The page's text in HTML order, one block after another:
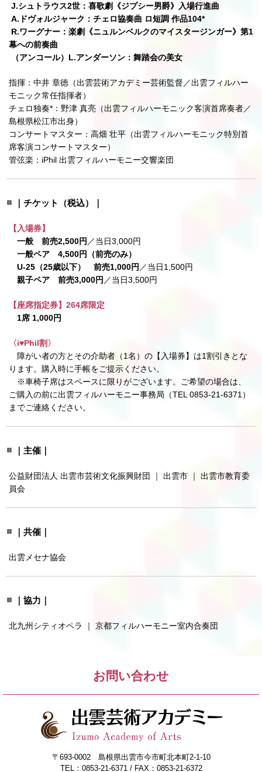
J.シュトラウス2世：喜歌劇《ジプシー男爵》入場行進曲
A.ドヴォルジャーク：チェロ協奏曲 ロ短調 作品104*
R.ワーグナー：楽劇《ニュルンベルクのマイスタージンガー》第1
幕への前奏曲
（アンコール）L.アンダーソン：舞踏会の美女
指揮：中井 章徳（出雲芸術アカデミー芸術監督／出雲フィルハー
モニック常任指揮者）
チェロ独奏*：野津 真亮（出雲フィルハーモニック客演首席奏者／
島根県松江市出身）
コンサートマスター：高畑 壮平（出雲フィルハーモニック特別首
席客演コンサートマスター）
管弦楽：iPhil 出雲フィルハーモニー交響楽団
｜チケット （税込）
【入場券】
一般 前売2,500円 ／当日3,000円
一般ペア 4,500円（前売のみ）
U-25（25歳以下） 前売1,000円 ／当日1,500円
親子ペア 前売3,000円 ／当日3,500円
【座席指定券】264席限定
1席 1,000円
〈i♥Phil割〉
障がい者の方とその介助者（1名）の【入場券】は1割引きとな
ります。購入時に手帳をご提示ください。
※車椅子席はスペースに限りがございます。ご希望の場合は、
ご購入の前に出雲フィルハーモニー事務局（TEL 0853-21-6371）
までご連絡ください。
｜主催｜
公益財団法人 出雲市芸術文化振興財団 ｜ 出雲市 ｜ 出雲市教育委
員会
｜共催｜
出雲メセナ協会
｜協力｜
北九州シティオペラ ｜ 京都フィルハーモニー室内合奏団
お問い合わせ
〒693-0002 島根県出雲市今市町北本町2-1-10
TEL：0853-21-6371 / FAX：0853-21-6372